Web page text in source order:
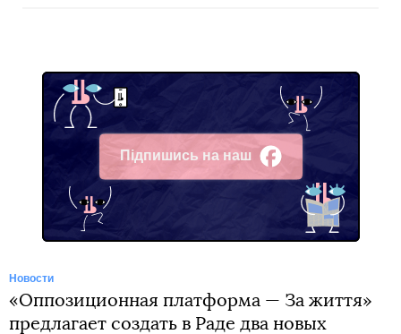
Підпишись на наш
Facebook
Новости
«Оппозиционная платформа — За життя»
предлагает создать в Раде два новых